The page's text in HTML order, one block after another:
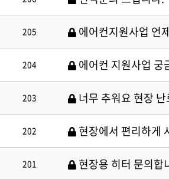
205 에어컨지원사업 언
204 에어컨 지원사업 궁
203 너무 추워요 현장
202 현장에서 편리하게
201 현장용 히터 문의합